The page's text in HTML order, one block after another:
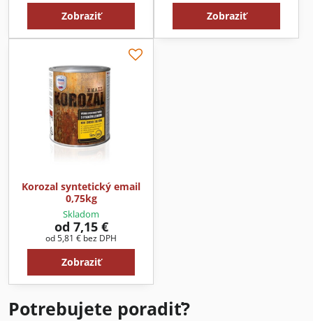
Zobraziť Zobraziť
Korozal syntetický email
0,75kg
Skladom
od 7,15 €
od 5,81 € bez DPH
Zobraziť
Potrebujete poradiť?